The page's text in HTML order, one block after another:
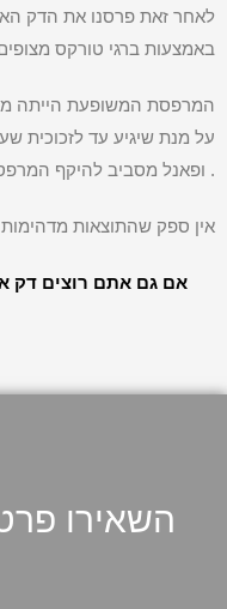
לאחר זאת פרסנו את הדק
באמצעות ברגי טורקס
המרפסת המשופעת הייתה
על מנת שיגיע עד לזכוכית
. ופאנל מסביב להיקף
אין ספק שהתוצאות
אם גם אתם רוצים דק
השאירו